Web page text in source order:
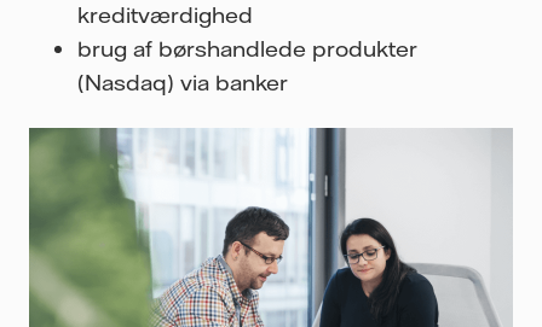
kreditværdighed
brug af børshandlede produkter
(Nasdaq) via banker